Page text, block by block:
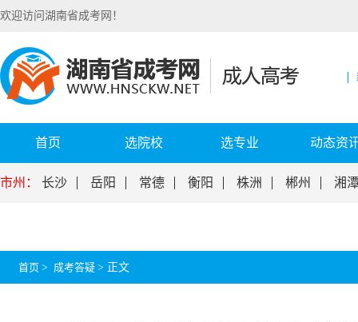
欢迎访问湖南省成考网！
首页 选院校 选专业 动态资
市州： 长沙 岳阳 常德 衡阳 株洲 郴州 湘
首页 > 成考答疑 > 正文